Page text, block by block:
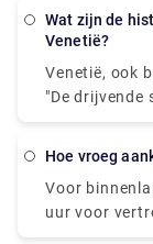
verblijft.
blijft, doe dan
lokale wijn.
zijn geen
bevolking en
naar
wat zijn de historische bezienswaardigheden in
Venetië?
Venetië, ook
"De drijvende
van Venetië.
zeggen San
afgelegen
zult altijd
hoe vroeg
Voor
uur voor